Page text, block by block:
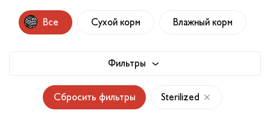
Статьи
Обратная связь
Все Сухой корм Влажный корм
Фильтры
Сбросить фильтры Sterilized